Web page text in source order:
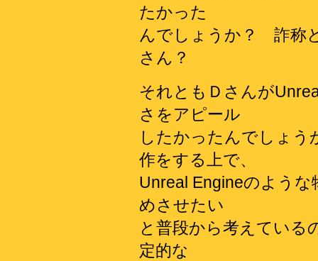
たかった
んでしょうか？ 詐称
さん？
それともＤさんが
さをアピール
したかったんでしょ
作をする上で、
Unreal Engineのよう
めさせたい
と普段から考えている
定的な